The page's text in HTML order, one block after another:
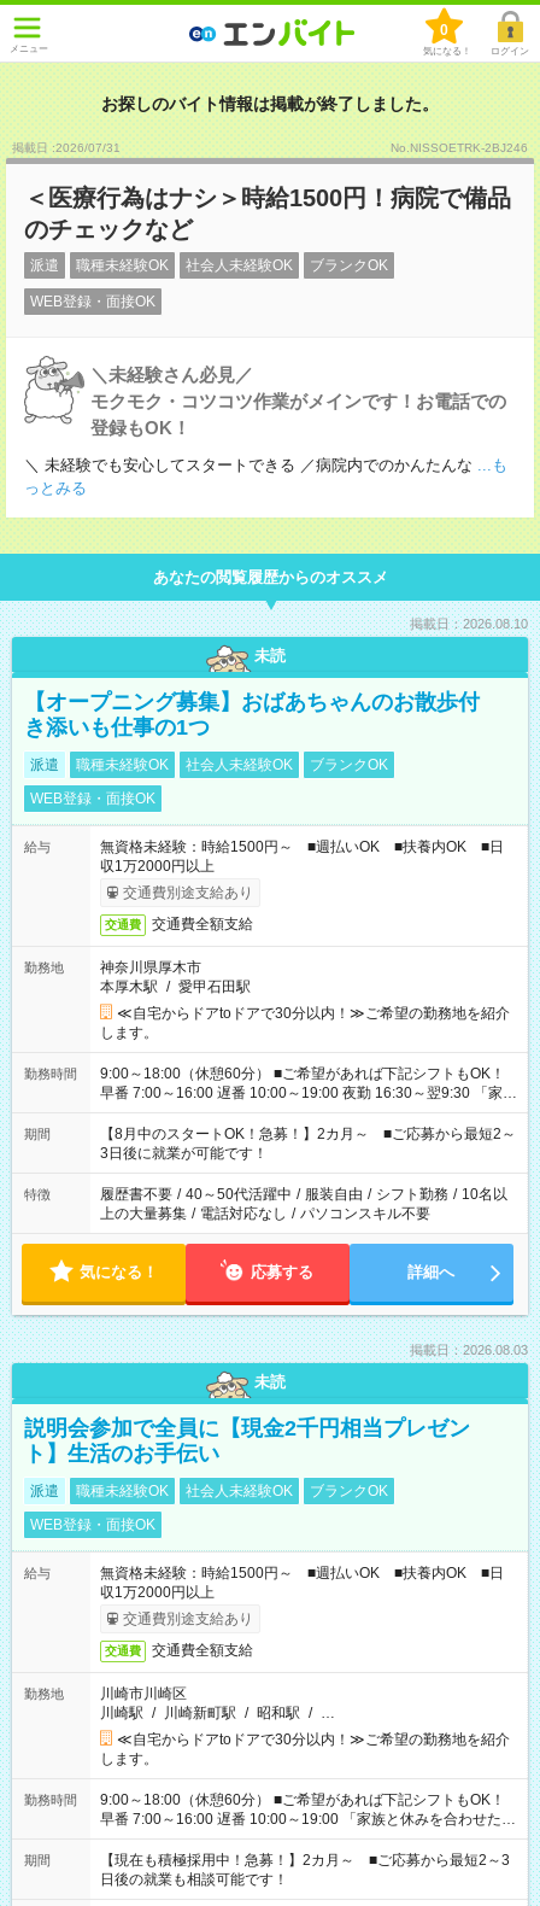
メニュー
0
気になる！ ログイン
お探しのバイト情報は掲載が終了しました。
掲載日 :2026/07/31 No.NISSOETRK-2BJ246
＜医療行為はナシ＞時給1500円！病院で備品
のチェックなど
派遣 職種未経験OK 社会人未経験OK ブランクOK
WEB登録・面接OK
＼未経験さん必見／
モクモク・コツコツ作業がメインです！お電話での
登録もOK！
＼ 未経験でも安心してスタートできる ／病院内でのかんたんな ...も
っとみる
あなたの閲覧履歴からのオススメ
掲載日：2026.08.10
未読
【オープニング募集】おばあちゃんのお散歩付
き添いも仕事の1つ
派遣 職種未経験OK 社会人未経験OK
ブランクOK
WEB登録・面接OK
給与
無資格未経験：時給1500円～ ■週払いOK ■扶養内OK ■日
収1万2000円以上
交通費別途支給あり
交通費 交通費全額支給
勤務地
神奈川県厚木市
本厚木駅 / 愛甲石田駅
≪自宅からドアtoドアで30分以内！≫ご希望の勤務地を紹介
します。
勤務時間
9:00～18:00（休憩60分） ■ご希望があれば下記シフトもOK！
早番 7:00～16:00 遅番 10:00～19:00 夜勤 16:30～翌9:30 「家族
と休みを合わせたい」 「余裕を持って夕飯の準備がしたい」
「できれば残業はしたくない」 など、ご希望を教えてください
ね。 ※Wワーク希望の方へ 今ご覧のお仕事で希望する勤務時間
と、もう1つのお仕事の勤務時間。 合計で週40時間を超える場
合は応募できません。
期間
【8月中のスタートOK！急募！】2カ月～ ■ご応募から最短2～
3日後に就業が可能です！
特徴 履歴書不要 / 40～50代活躍中 / 服装自由 / シフト勤務 / 10名以
上の大量募集 / 電話対応なし / パソコンスキル不要
気になる！ 応募する 詳細へ
掲載日：2026.08.03
未読
説明会参加で全員に【現金2千円相当プレゼン
ト】生活のお手伝い
派遣 職種未経験OK 社会人未経験OK
ブランクOK
WEB登録・面接OK
給与
無資格未経験：時給1500円～ ■週払いOK ■扶養内OK ■日
収1万2000円以上
交通費別途支給あり
交通費 交通費全額支給
勤務地
川崎市川崎区
川崎駅 / 川崎新町駅 / 昭和駅 / …
≪自宅からドアtoドアで30分以内！≫ご希望の勤務地を紹介
します。
勤務時間
9:00～18:00（休憩60分） ■ご希望があれば下記シフトもOK！
早番 7:00～16:00 遅番 10:00～19:00 「家族と休みを合わせた
い」 「余裕を持って夕飯の準備がしたい」 「できれば残業はし
たくない」 など、ご希望を教えてくださいね。 ※Wワーク希望
の方へ 今ご覧のお仕事で希望する勤務時間と、もう1つのお仕事
の勤務時間。 合計で週40時間を超える場合は応募できません。
期間
【現在も積極採用中！急募！】2カ月～ ■ご応募から最短2～3
日後の就業も相談可能です！